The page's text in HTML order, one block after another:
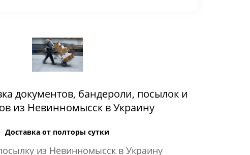
документов, бандероли, посылок и
из Невинномысск в Украину
Доставка от полторы сутки
из Невинномысск в Украину